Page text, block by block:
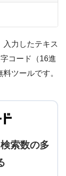
入力したテキス
コード（16進
ツールです。
索数の多